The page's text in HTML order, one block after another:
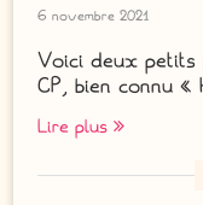
6 novembre 2021
Voici deux petits
CP, bien connu
Lire plus